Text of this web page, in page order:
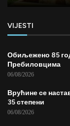
VIJESTI
Обиљежено 85
Пребиловцима
06/08/2026
Врућине се
35 степени
06/08/2026